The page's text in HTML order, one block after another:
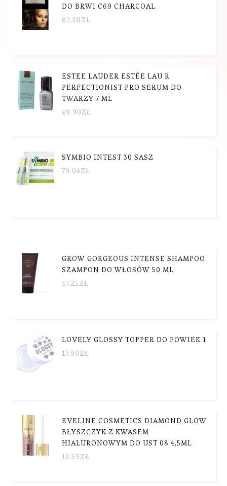
DO BRWI C69 CHARCOAL
82.30ZŁ
ESTEE LAUDER ESTÉE LAU R
PERFECTIONIST PRO SERUM DO
TWARZY 7 ML
49.90ZŁ
SYMBIO INTEST 30 SASZ
79.04ZŁ
GROW GORGEOUS INTENSE SHAMPOO
SZAMPON DO WŁOSÓW 50 ML
47.25ZŁ
LOVELY GLOSSY TOPPER DO POWIEK 1
17.99ZŁ
EVELINE COSMETICS DIAMOND GLOW
BŁYSZCZYK Z KWASEM
HIALURONOWYM DO UST 08 4,5ML
12.59ZŁ